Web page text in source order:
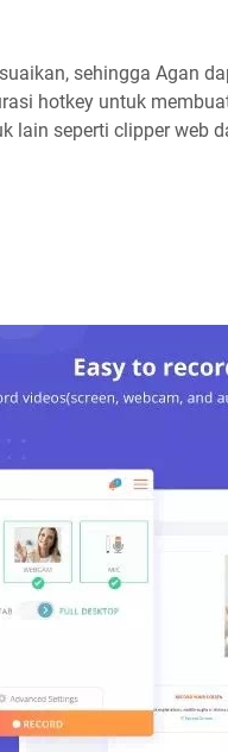
sehingga Agan
hotkey untuk
lain seperti clipper web